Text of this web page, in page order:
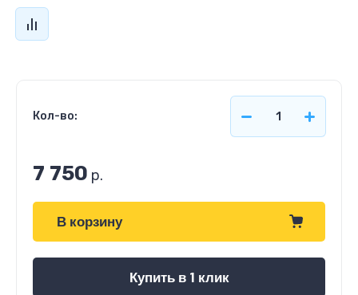
Кол-во:
7 750 р.
В корзину
Купить в 1 клик